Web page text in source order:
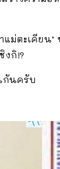
แม่ตะเคีย
งกิ!?
กันครับ